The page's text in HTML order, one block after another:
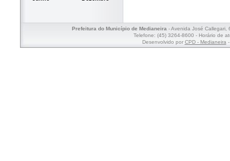
Prefeitura do Município de Medianeira- Avenida José Callegari,
Telefone: (45) 3264-8600 - Horário de
Desenvolvido por CPD - Medianeira-